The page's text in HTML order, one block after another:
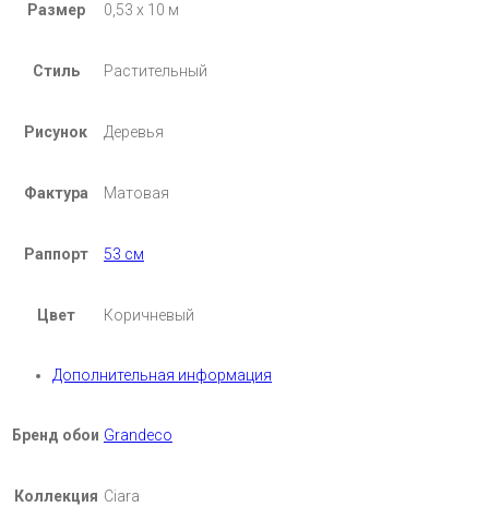
Размер 0,53 х 10 м
Стиль Растительный
Рисунок Деревья
Фактура Матовая
Раппорт 53 см
Цвет Коричневый
Дополнительная информация
Бренд обои Grandeco
Коллекция Ciara